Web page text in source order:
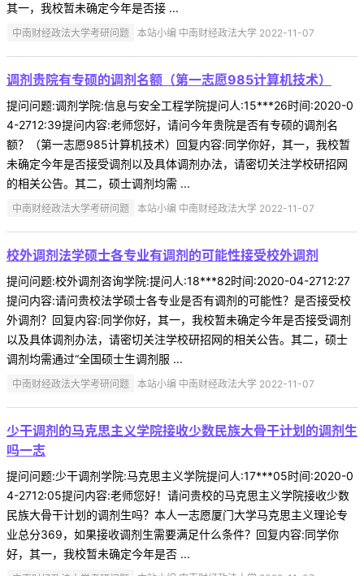
其一，我校暂未确定今年是否接 ...
中南财经政法大学考研问题 本站小编 中南财经政法大学 2022-11-07
调剂贵院有专硕的调剂名额（第一志愿985计算机技术）
提问问题:调剂学院:信息与安全工程学院提问人:15***26时间:2020-0
4-2712:39提问内容:老师您好，请问今年贵院是否有专硕的调剂名
额？（第一志愿985计算机技术）回复内容:同学你好，其一，我校暂
未确定今年是否接受调剂以及具体调剂办法，请密切关注学校研招网
的相关公告。其二，硕士调剂均需 ...
中南财经政法大学考研问题 本站小编 中南财经政法大学 2022-11-07
校外调剂法学硕士各专业有调剂的可能性接受校外调剂
提问问题:校外调剂咨询学院:提问人:18***82时间:2020-04-2712:27
提问内容:请问贵校法学硕士各专业是否有调剂的可能性？是否接受校
外调剂？回复内容:同学你好，其一，我校暂未确定今年是否接受调剂
以及具体调剂办法，请密切关注学校研招网的相关公告。其二，硕士
调剂均需通过“全国硕士生调剂服 ...
中南财经政法大学考研问题 本站小编 中南财经政法大学 2022-11-07
少干调剂的马克思主义学院接收少数民族大骨干计划的调剂生
吗一志
提问问题:少干调剂学院:马克思主义学院提问人:17***05时间:2020-0
4-2712:05提问内容:老师您好！请问贵校的马克思主义学院接收少数
民族大骨干计划的调剂生吗？本人一志愿厦门大学马克思主义理论专
业总分369，如果接收调剂生需要满足什么条件？回复内容:同学你
好，其一，我校暂未确定今年是否 ...